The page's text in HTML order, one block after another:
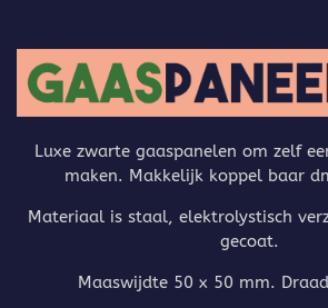
Luxe zwarte gaaspanelen om zelf
maken. Makkelijk koppel baar
Materiaal is staal, elektrolystisch
gecoat.
Maaswijdte 50 x 50 mm.